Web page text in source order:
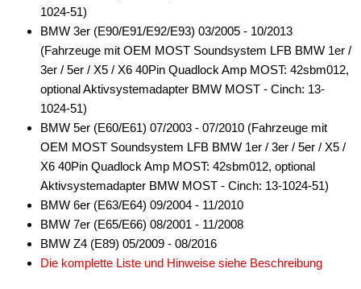
für DAF
für Dodge
für Fiat
für Ford
für General Motors
für Honda
für Hyundai
für Iveco
für Jeep
1024-51)
BMW 3er (E90/E91/E92/E93) 03/2005 - 10/2013
(Fahrzeuge mit OEM MOST Soundsystem LFB BMW 1er /
3er / 5er / X5 / X6 40Pin Quadlock Amp MOST: 42sbm012,
optional Aktivsystemadapter BMW MOST - Cinch: 13-
1024-51)
BMW 5er (E60/E61) 07/2003 - 07/2010 (Fahrzeuge mit
OEM MOST Soundsystem LFB BMW 1er / 3er / 5er / X5 /
X6 40Pin Quadlock Amp MOST: 42sbm012, optional
Aktivsystemadapter BMW MOST - Cinch: 13-1024-51)
BMW 6er (E63/E64) 09/2004 - 11/2010
BMW 7er (E65/E66) 08/2001 - 11/2008
BMW Z4 (E89) 05/2009 - 08/2016
Die komplette Liste und Hinweise siehe Beschreibung